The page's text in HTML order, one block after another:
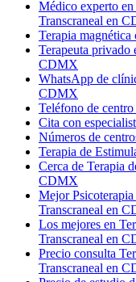
Médico experto
Transcraneal en
Terapia
Terapeuta privado
CDMX
WhatsApp de
CDMX
Teléfono de
Cita con
Números de
Terapia de
Cerca de Terapia
CDMX
Mejor
Transcraneal en
Los mejores en
Transcraneal en
Precio consulta
Transcraneal en